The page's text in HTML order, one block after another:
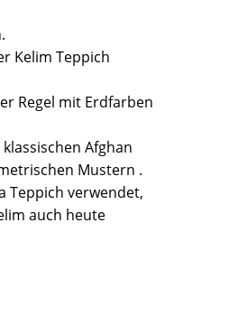
Kelim Teppich
Regel mit Erdfarben
Afghan
Mustern .
Teppich verwendet,
auch heute